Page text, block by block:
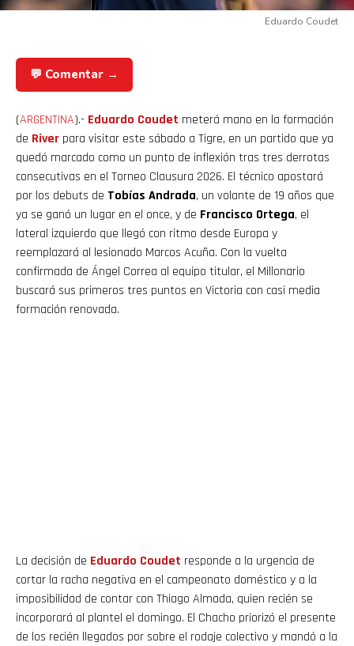
Eduardo Coudet
💬 Comentar →
(ARGENTINA).- Eduardo Coudet meterá mano en la formación
de River para visitar este sábado a Tigre, en un partido que ya
quedó marcado como un punto de inflexión tras tres derrotas
consecutivas en el Torneo Clausura 2026. El técnico apostará
por los debuts de Tobías Andrada, un volante de 19 años que
ya se ganó un lugar en el once, y de Francisco Ortega, el
lateral izquierdo que llegó con ritmo desde Europa y
reemplazará al lesionado Marcos Acuña. Con la vuelta
confirmada de Ángel Correa al equipo titular, el Millonario
buscará sus primeros tres puntos en Victoria con casi media
formación renovada.
La decisión de Eduardo Coudet responde a la urgencia de
cortar la racha negativa en el campeonato doméstico y a la
imposibilidad de contar con Thiago Almada, quien recién se
incorporará al plantel el domingo. El Chacho priorizó el presente
de los recién llegados por sobre el rodaje colectivo y mandó a la